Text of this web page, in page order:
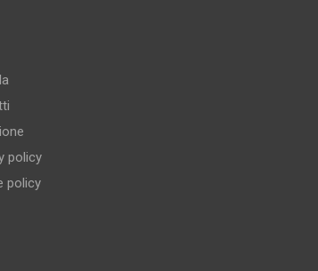
policy
policy